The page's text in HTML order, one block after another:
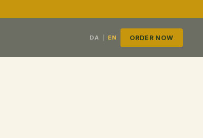
DA EN ORDER NOW